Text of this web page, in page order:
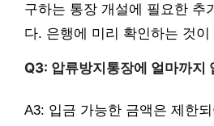
구하는 통장 개설에 필요한 추
다. 은행에 미리 확인하는 것이
Q3: 압류방지통장에 얼마까지
A3: 입금 가능한 금액은 제한